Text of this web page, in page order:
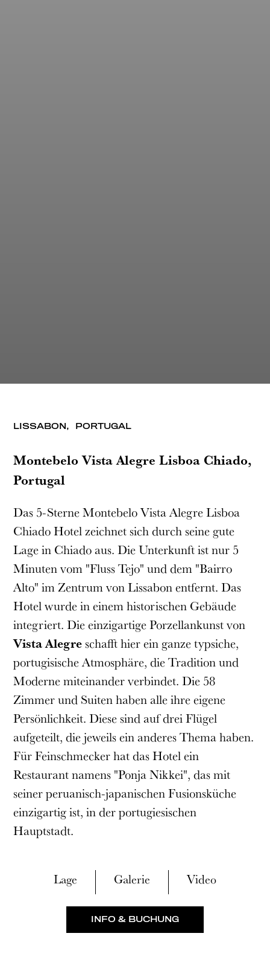
LISSABON, PORTUGAL
Montebelo Vista Alegre Lisboa Chiado,
Portugal
Das 5-Sterne Montebelo Vista Alegre Lisboa
Chiado Hotel zeichnet sich durch seine gute
Lage in Chiado aus. Die Unterkunft ist nur 5
Minuten vom "Fluss Tejo" und dem "Bairro
Alto" im Zentrum von Lissabon entfernt. Das
Hotel wurde in einem historischen Gebäude
integriert. Die einzigartige Porzellankunst von
Vista Alegreschafft hier ein ganze typsiche,
portugisische Atmosphäre, die Tradition und
Moderne miteinander verbindet. Die 58
Zimmer und Suiten haben alle ihre eigene
Persönlichkeit. Diese sind auf drei Flügel
aufgeteilt, die jeweils ein anderes Thema haben.
Für Feinschmecker hat das Hotel ein
Restaurant namens "Ponja Nikkei", das mit
seiner peruanisch-japanischen Fusionsküche
einzigartig ist, in der portugiesischen
Hauptstadt.
Lage Galerie Video
INFO & BUCHUNG